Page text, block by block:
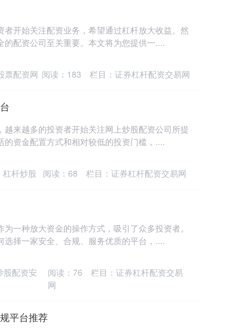
开始关注配资业务，希望通过杠杆放大收益。然
配资公司至关重要。本文将为您提供一....
票配资网 阅读： 183 栏目： 证券杠杆配资交易网
来越多的投资者开始关注网上炒股配资公司所提
资金配置方式和相对较低的投资门槛，....
杠杆炒股 阅读： 68 栏目： 证券杠杆配资交易网
一种放大资金的操作方式，吸引了众多投资者。
择一家安全、合规、服务优质的平台，....
股配资安
阅读： 76 栏目： 证券杠杆配资交易
网
平台推荐